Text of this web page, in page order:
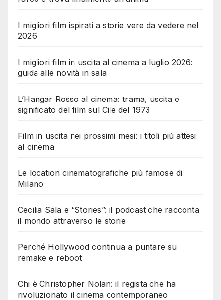
I migliori film ispirati a storie vere da vedere nel
2026
I migliori film in uscita al cinema a luglio 2026:
guida alle novità in sala
L’Hangar Rosso al cinema: trama, uscita e
significato del film sul Cile del 1973
Film in uscita nei prossimi mesi: i titoli più attesi
al cinema
Le location cinematografiche più famose di
Milano
Cecilia Sala e “Stories”: il podcast che racconta
il mondo attraverso le storie
Perché Hollywood continua a puntare su
remake e reboot
Chi è Christopher Nolan: il regista che ha
rivoluzionato il cinema contemporaneo